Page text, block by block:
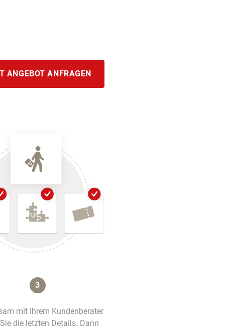
ANGEBOT ANFRAGEN
3
mit Ihrem Kundenberater
die letzten Details. Dann